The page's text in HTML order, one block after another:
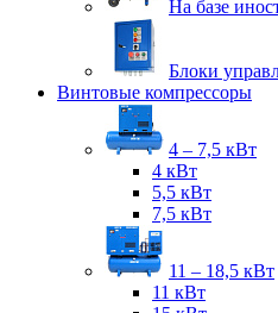
На базе
Блоки
Винтовые компрессоры
4 – 7,5 кВт
4 кВт
5,5 кВт
7,5 кВт
11 – 18,5 кВт
11 кВт